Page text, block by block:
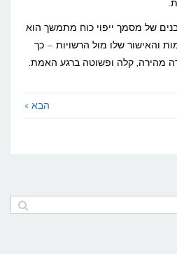
של מסמך ייפוי כוח מתמשך הוא
והאישור שלו מול הרשויות – כך
מהירה, קלה ופשוטה ברגע האמת.
הבא »